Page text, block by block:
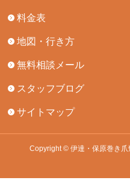
料金表
地図・行き方
無料相談メール
スタッフブログ
サイトマップ
Copyright © 伊達・保原巻き